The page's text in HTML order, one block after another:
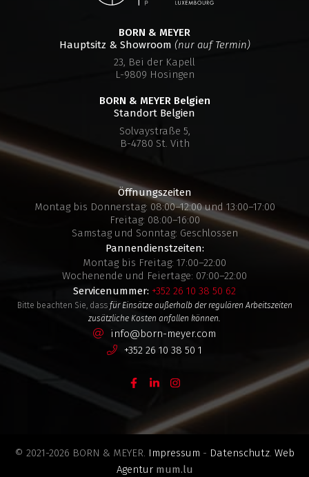
BORN & MEYER
Hauptsitz & Showroom (nur auf Termin)
23, Bei der Kapell
L-9809 Hosingen
BORN & MEYER Belgien
Standort Belgien
Solvaystraße 5,
B-4780 St. Vith
Öffnungszeiten
Montag bis Donnerstag: 08:00–12:00 und 13:00–17:00
Freitag: 08:00–16:00
Samstag und Sonntag: Geschlossen
Pannendienstzeiten:
Montag bis Freitag: 17:00–22:00
Wochenende und Feiertage: 07:00–22:00
Servicenummer: +352 26 10 38 50 62
Bitte beachten Sie, dass für Einsätze außerhalb der regulären Arbeitszeiten
zusätzliche Kosten anfallen können.
info@born-meyer.com
+352 26 10 38 50 1
© 2021-2026 BORN & MEYER. Impressum - Datenschutz. Web
Agentur mum.lu